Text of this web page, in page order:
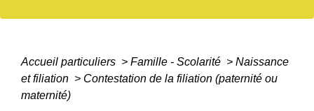
Accueil particuliers > Famille - Scolarité > Naissance
et filiation > Contestation de la filiation (paternité ou
maternité)